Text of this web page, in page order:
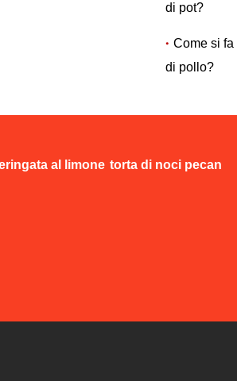
di pot?
Come si fa
di pollo?
al limone torta di noci pecan